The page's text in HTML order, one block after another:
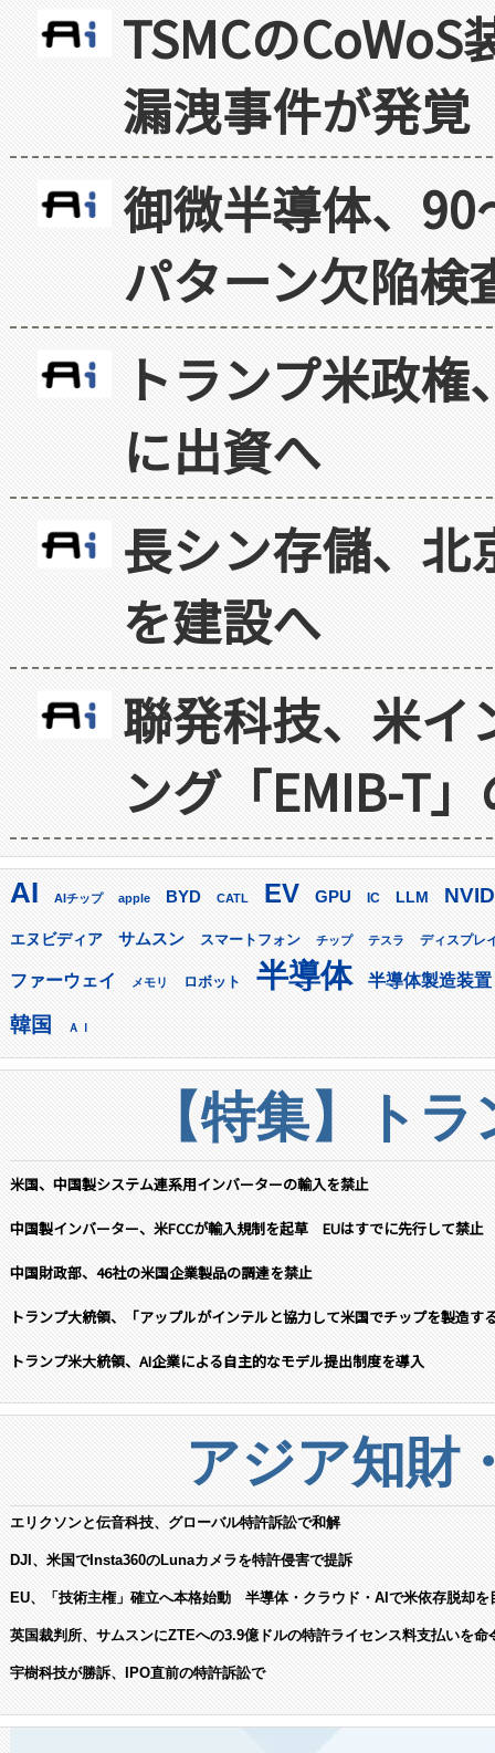
TSMCの
漏洩事件が発覚
御微半導体、
パターン欠陥検
トランプ米政
に出資へ
長シン存儲、北
を建設へ
聯発科技、米イ
ング「EMIB-T
AI AIチップ apple BYD CATL EV GPU IC LLM
エヌビディア サムスン スマートフォン チップ テスラ ディスプレ
ファーウェイ メモリ ロボット 半導体 半導体製造装置
韓国 ＡＩ
【特集】ト
米国、中国製システム連系用インバーターの輸入を禁止
中国製インバーター、米FCCが輸入規制を起草 EUはすでに先行して禁止
中国財政部、46社の米国企業製品の調達を禁止
トランプ大統領、「アップルがインテルと協力して米国でチップを製造す
トランプ米大統領、AI企業による自主的なモデル提出制度を導入
アジア知財
エリクソンと伝音科技、グローバル特許訴訟で和解
DJI、米国でInsta360のLunaカメラを特許侵害で提訴
EU、「技術主権」確立へ本格始動 半導体・クラウド・AIで米依存脱却を
英国裁判所、サムスンにZTEへの3.9億ドルの特許ライセンス料支払いを命
宇樹科技が勝訴、IPO直前の特許訴訟で